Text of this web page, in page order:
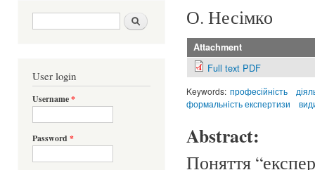
Search form Шукати
User login
Username*
Password *
О. Несімко
Attachment
Full text PDF
Keywords: професійність
формальність експертизи
Abstract:
Поняття